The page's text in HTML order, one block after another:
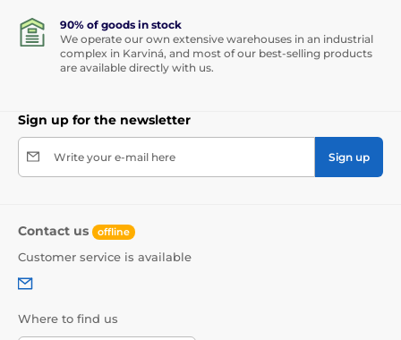
90% of goods in stock
We operate our own extensive warehouses in an industrial
complex in Karviná, and most of our best-selling products
are available directly with us.
Sign up for the newsletter
Write your e-mail here Sign up
Contact us offline
Customer service is available
Where to find us